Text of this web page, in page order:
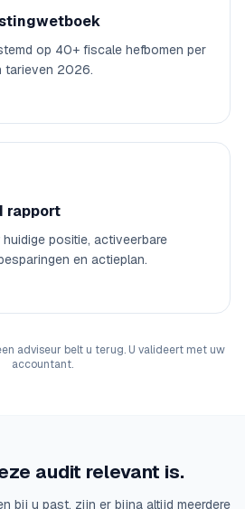
op 40+ fiscale hefbomen per
tarieven 2026.
rapport
positie, activeerbare
en actieplan.
adviseur belt u terug. U valideert met uw
accountant.
audit relevant is.
bij u past, zijn er bijna altijd meerdere